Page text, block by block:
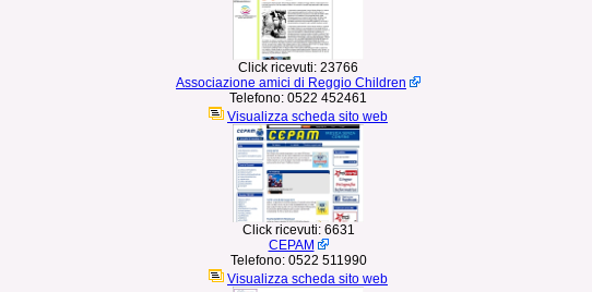
Click ricevuti: 23766
Associazione amici di Reggio Children
Telefono: 0522 452461
Visualizza scheda sito web
Click ricevuti: 6631
CEPAM
Telefono: 0522 511990
Visualizza scheda sito web